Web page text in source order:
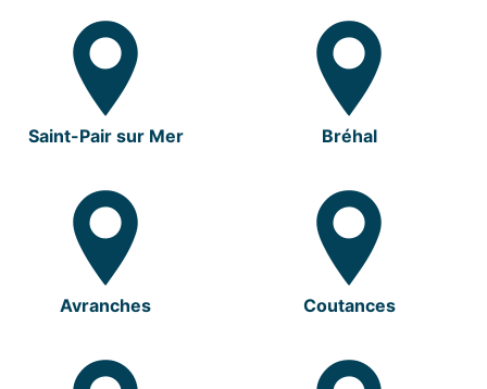
Saint-Pair sur Mer Bréhal
Avranches Coutances